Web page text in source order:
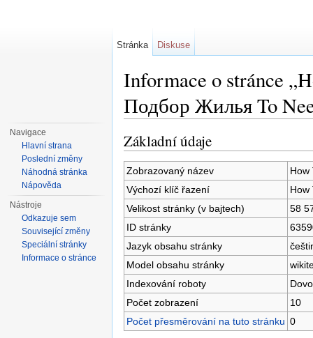
Informace o stránce
Подбор Жилья To
Základní údaje
Zobrazovaný název
How
Výchozí klíč řazení
How
Velikost stránky (v bajtech)
58
ID stránky
Jazyk obsahu stránky
Model obsahu stránky
Indexování roboty
Počet zobrazení
10
Počet přesměrování na tuto stránku 0
Stránka Diskuse
Navigace
Hlavní strana
Poslední změny
Náhodná stránka
Nápověda
Nástroje
Odkazuje sem
Související změny
Speciální stránky
Informace o stránce